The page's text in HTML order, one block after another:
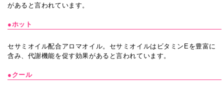
があると言われています。
●ホット
セサミオイル配合アロマオイル。セサミオイルはビタミンEを豊富に
含み、代謝機能を促す効果があると言われています。
●クール